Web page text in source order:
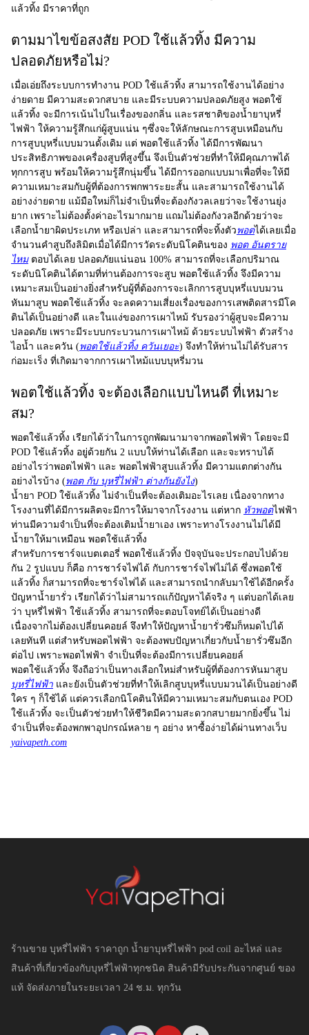
แล้วทิ้ง มีราคาที่ถูก
ตามมาไขข้อสงสัย POD ใช้แล้วทิ้ง มีความ
ปลอดภัยหรือไม่?
เมื่อเอ่ยถึงระบบการทำงาน POD ใช้แล้วทิ้ง สามารถใช้งานได้อย่าง
ง่ายดาย มีความสะดวกสบาย และมีระบบความปลอดภัยสูง พอตใช้
แล้วทิ้ง จะมีการเน้นไปในเรื่องของกลิ่น และรสชาติของน้ำยาบุหรี่
ไฟฟ้า ให้ความรู้สึกแก่ผู้สูบแน่น ๆซึ่งจะให้ลักษณะการสูบเหมือนกับ
การสูบบุหรี่แบบมวนดั้งเดิม แต่ พอตใช้แล้วทิ้ง ได้มีการพัฒนา
ประสิทธิภาพของเครื่องสูบที่สูงขึ้น จึงเป็นตัวช่วยที่ทำให้มีคุณภาพได้
ทุกการสูบ พร้อมให้ความรู้สึกนุ่มขึ้น ได้มีการออกแบบมาเพื่อที่จะให้มี
ความเหมาะสมกับผู้ที่ต้องการพกพาระยะสั้น และสามารถใช้งานได้
อย่างง่ายดาย แม้มือใหม่ก็ไม่จำเป็นที่จะต้องกังวลเลยว่าจะใช้งานยุ่ง
ยาก เพราะไม่ต้องตั้งค่าอะไรมากมาย แถมไม่ต้องกังวลอีกด้วยว่าจะ
เลือกน้ำยาผิดประเภท หรือเปล่า และสามารถที่จะทิ้งตัว พอตได้เลยเมื่อ
จำนวนคำสูบถึงลิมิตเมื่อได้มีการวัดระดับนิโคตินของ พอต อันตราย
ไหม ตอบได้เลย ปลอดภัยแน่นอน 100% สามารถที่จะเลือกปริมาณ
ระดับนิโคตินได้ตามที่ท่านต้องการจะสูบ พอตใช้แล้วทิ้ง จึงมีความ
เหมาะสมเป็นอย่างยิ่งสำหรับผู้ที่ต้องการจะเลิกการสูบบุหรี่แบบมวน
หันมาสูบ พอตใช้แล้วทิ้ง จะลดความเสี่ยงเรื่องของการเสพติดสารมีโค
ตินได้เป็นอย่างดี และในแง่ของการเผาไหม้ รับรองว่าผู้สูบจะมีความ
ปลอดภัย เพราะมีระบบกระบวนการเผาไหม้ ด้วยระบบไฟฟ้า ตัวสร้าง
ไอน้ำ และควัน (พอตใช้แล้วทิ้ง ควันเยอะ) จึงทำให้ท่านไม่ได้รับสาร
ก่อมะเร็ง ที่เกิดมาจากการเผาไหม้แบบบุหรี่มวน
พอตใช้แล้วทิ้ง จะต้องเลือกแบบไหนดี ที่เหมาะ
สม?
พอตใช้แล้วทิ้ง เรียกได้ว่าในการถูกพัฒนามาจากพอตไฟฟ้า โดยจะมี
POD ใช้แล้วทิ้ง อยู่ด้วยกัน 2 แบบให้ท่านได้เลือก และจะทราบได้
อย่างไรว่าพอตไฟฟ้า และ พอตไฟฟ้าสูบแล้วทิ้ง มีความแตกต่างกัน
อย่างไรบ้าง (พอต กับ บุหรี่ไฟฟ้า ต่างกันยังไง)
น้ำยา POD ใช้แล้วทิ้ง ไม่จำเป็นที่จะต้องเติมอะไรเลย เนื่องจากทาง
โรงงานที่ได้มีการผลิตจะมีการให้มาจากโรงงาน แต่หาก หัวพอตไฟฟ้า
ท่านมีความจำเป็นที่จะต้องเติมน้ำยาเอง เพราะทางโรงงานไม่ได้มี
น้ำยาให้มาเหมือน พอตใช้แล้วทิ้ง
สำหรับการชาร์จแบตเตอรี่ พอตใช้แล้วทิ้ง ปัจจุบันจะประกอบไปด้วย
กัน 2 รูปแบบ ก็คือ การชาร์จไฟได้ กับการชาร์จไฟไม่ได้ ซึ่งพอตใช้
แล้วทิ้ง ก็สามารถที่จะชาร์จไฟได้ และสามารถนำกลับมาใช้ได้อีกครั้ง
ปัญหาน้ำยารั่ว เรียกได้ว่าไม่สามารถแก้ปัญหาได้จริง ๆ แต่บอกได้เลย
ว่า บุหรี่ไฟฟ้า ใช้แล้วทิ้ง สามารถที่จะตอบโจทย์ได้เป็นอย่างดี
เนื่องจากไม่ต้องเปลี่ยนคอยล์ จึงทำให้ปัญหาน้ำยารั่วซึมก็หมดไปได้
เลยทันที แต่สำหรับพอตไฟฟ้า จะต้องพบปัญหาเกี่ยวกับน้ำยารั่วซึมอีก
ต่อไป เพราะพอตไฟฟ้า จำเป็นที่จะต้องมีการเปลี่ยนคอยล์
พอตใช้แล้วทิ้ง จึงถือว่าเป็นทางเลือกใหม่สำหรับผู้ที่ต้องการหันมาสูบ
บุหรี่ไฟฟ้า และยังเป็นตัวช่วยที่ทำให้เลิกสูบบุหรี่แบบมวนได้เป็นอย่างดี
ใคร ๆ ก็ใช้ได้ แต่ควรเลือกนิโคตินให้มีความเหมาะสมกับตนเอง POD
ใช้แล้วทิ้ง จะเป็นตัวช่วยทำให้ชีวิตมีความสะดวกสบายมากยิ่งขึ้น ไม่
จำเป็นที่จะต้องพกพาอุปกรณ์หลาย ๆ อย่าง หาซื้อง่ายได้ผ่านทางเว็บ
yaivapeth.com
ร้านขาย บุหรี่ไฟฟ้า ราคาถูก น้ำยาบุหรี่ไฟฟ้า pod coil อะไหล่ และ
สินค้าที่เกี่ยวข้องกับบุหรี่ไฟฟ้าทุกชนิด สินค้ามีรับประกันจากศูนย์ ของ
แท้ จัดส่งภายในระยะเวลา 24 ช.ม. ทุกวัน